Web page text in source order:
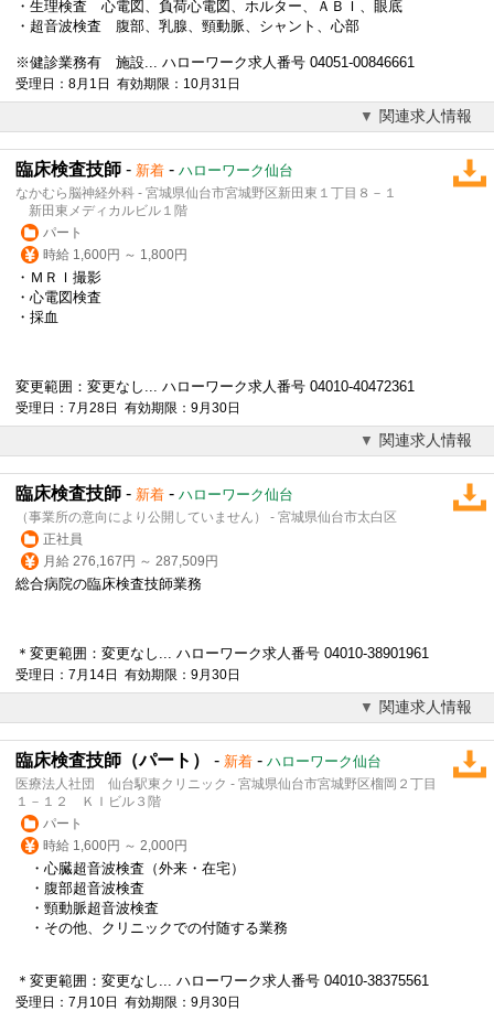
・生理検査 心電図、負荷心電図、ホルター、ＡＢＩ、眼底
・超音波検査 腹部、乳腺、頸動脈、シャント、心部
※健診業務有 施設... ハローワーク求人番号 04051-00846661
受理日：8月1日 有効期限：10月31日
関連求人情報
臨床検査技師 - 新着 - ハローワーク仙台
なかむら脳神経外科 - 宮城県仙台市宮城野区新田東１丁目８－１
新田東メディカルビル１階
パート
時給 1,600円 ～ 1,800円
・ＭＲＩ撮影
・心電図検査
・採血
変更範囲：変更なし... ハローワーク求人番号 04010-40472361
受理日：7月28日 有効期限：9月30日
関連求人情報
臨床検査技師 - 新着 - ハローワーク仙台
（事業所の意向により公開していません） - 宮城県仙台市太白区
正社員
月給 276,167円 ～ 287,509円
総合病院の臨床検査技師業務
＊変更範囲：変更なし... ハローワーク求人番号 04010-38901961
受理日：7月14日 有効期限：9月30日
関連求人情報
臨床検査技師（パート） - 新着 - ハローワーク仙台
医療法人社団 仙台駅東クリニック - 宮城県仙台市宮城野区榴岡２丁目
１－１２ ＫＩビル３階
パート
時給 1,600円 ～ 2,000円
・心臓超音波検査（外来・在宅）
・腹部超音波検査
・頸動脈超音波検査
・その他、クリニックでの付随する業務
＊変更範囲：変更なし... ハローワーク求人番号 04010-38375561
受理日：7月10日 有効期限：9月30日